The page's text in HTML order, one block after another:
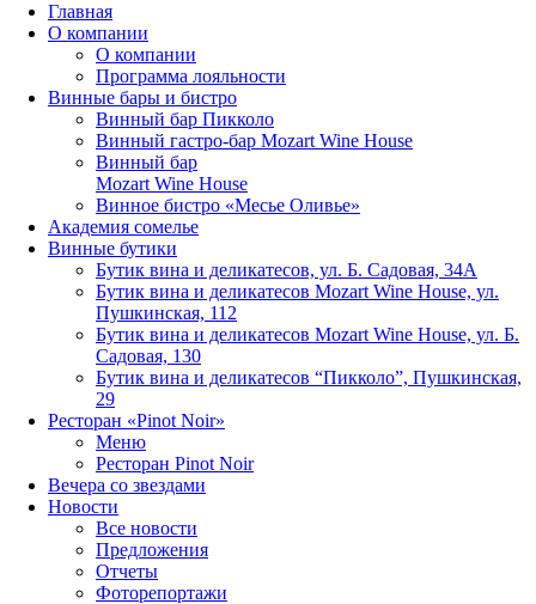
Главная
О компании
О компании
Программа лояльности
Винные бары и бистро
Винный бар Пикколо
Винный гастро-бар Mozart Wine House
Винный бар
Mozart Wine House
Винное бистро «Месье Оливье»
Академия сомелье
Винные бутики
Бутик вина и деликатесов, ул. Б. Садовая, 34А
Бутик вина и деликатесов Mozart Wine House, ул.
Пушкинская, 112
Бутик вина и деликатесов Mozart Wine House, ул. Б.
Садовая, 130
Бутик вина и деликатесов “Пикколо”, Пушкинская,
29
Ресторан «Pinot Noir»
Меню
Ресторан Pinot Noir
Вечера со звездами
Новости
Все новости
Предложения
Отчеты
Фоторепортажи